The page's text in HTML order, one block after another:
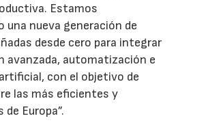
Estamos
una nueva generación de
desde cero para integrar
avanzada, automatización e
con el objetivo de
las más eficientes y
Europa”.